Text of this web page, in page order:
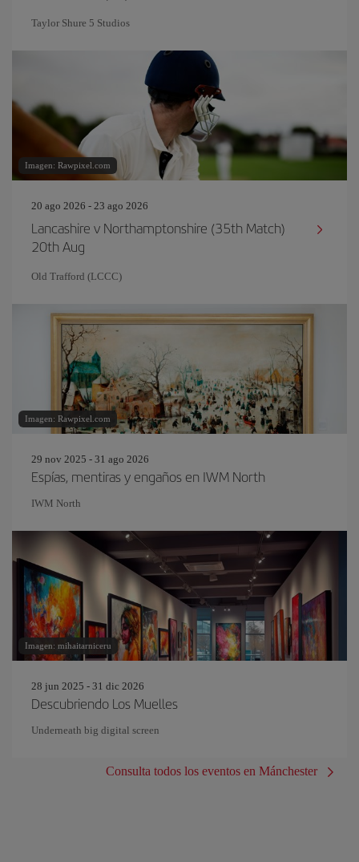
Taylor Shure 5 Studios
Imagen: Rawpixel.com
20 ago 2026 - 23 ago 2026
Lancashire v Northamptonshire (35th Match)
20th Aug
Old Trafford (LCCC)
Imagen: Rawpixel.com
29 nov 2025 - 31 ago 2026
Espías, mentiras y engaños en IWM North
IWM North
Imagen: mihaitarniceru
28 jun 2025 - 31 dic 2026
Descubriendo Los Muelles
Underneath big digital screen
Consulta todos los eventos en Mánchester